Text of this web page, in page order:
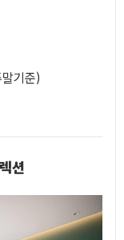
기준)
션